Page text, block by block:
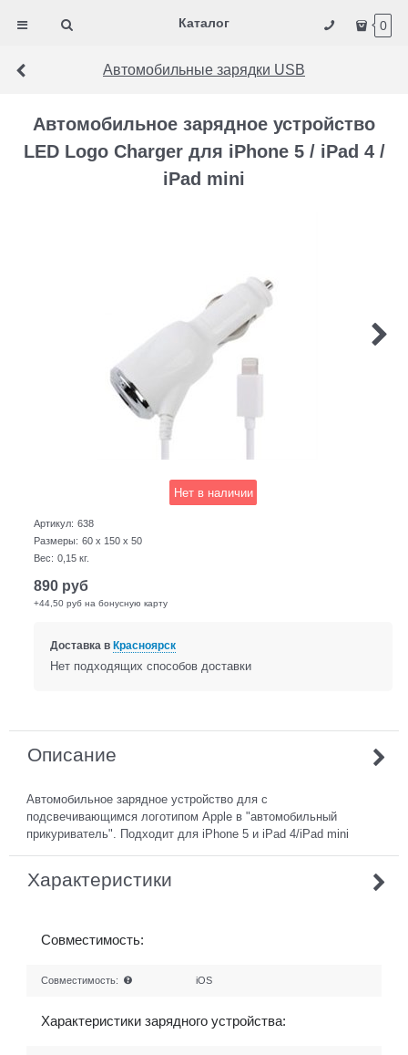
Каталог 0
Автомобильные зарядки USB
Автомобильное зарядное устройство
LED Logo Charger для iPhone 5 / iPad 4 /
iPad mini
Нет в наличии
Артикул: 638
Размеры: 60 x 150 x 50
Вес: 0,15 кг.
890 руб
+44,50 руб на бонусную карту
Доставка в Красноярск
Нет подходящих способов доставки
Описание
Автомобильное зарядное устройство для с
подсвечивающимся логотипом Apple в "автомобильный
прикуриватель". Подходит для iPhone 5 и iPad 4/iPad mini
Характеристики
Совместимость:
Совместимость: iOS
Характеристики зарядного устройства: